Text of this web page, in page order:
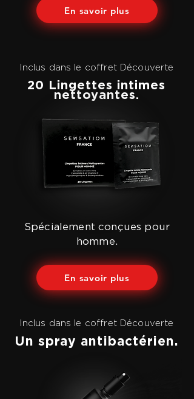
En savoir plus
Inclus dans le coffret Découverte
20 Lingettes intimes
nettoyantes.
Spécialement conçues pour
homme.
En savoir plus
Inclus dans le coffret Découverte
Un spray antibactérien.